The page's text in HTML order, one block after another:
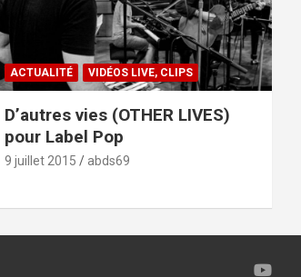
ACTUALITÉ VIDÉOS LIVE, CLIPS
D’autres vies (OTHER LIVES)
pour Label Pop
9 juillet 2015 abds69